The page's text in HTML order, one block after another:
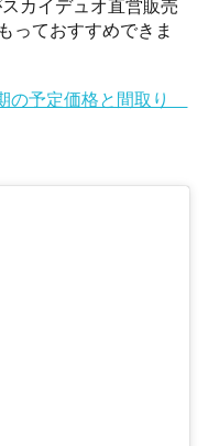
カイデュオ直営販売
っておすすめできま
の予定価格と間取り